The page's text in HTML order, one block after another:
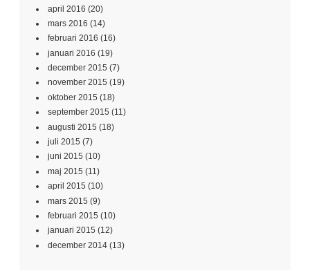
april 2016 (20)
mars 2016 (14)
februari 2016 (16)
januari 2016 (19)
december 2015 (7)
november 2015 (19)
oktober 2015 (18)
september 2015 (11)
augusti 2015 (18)
juli 2015 (7)
juni 2015 (10)
maj 2015 (11)
april 2015 (10)
mars 2015 (9)
februari 2015 (10)
januari 2015 (12)
december 2014 (13)